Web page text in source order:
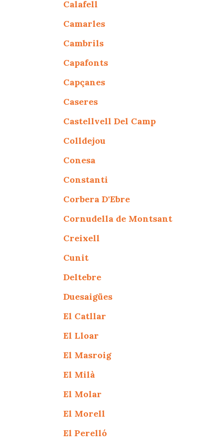
Calafell
Camarles
Cambrils
Capafonts
Capçanes
Caseres
Castellvell Del Camp
Colldejou
Conesa
Constanti
Corbera D'Ebre
Cornudella de Montsant
Creixell
Cunit
Deltebre
Duesaigües
El Catllar
El Lloar
El Masroig
El Milà
El Molar
El Morell
El Perelló